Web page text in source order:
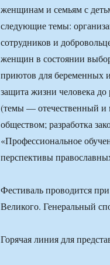
женщинам и семьям с
следующие темы:
сотрудников и
женщин в состоянии
приютов для беременных
защита жизни человека
(темы — отечественный и
обществом; разработка
«Профессиональное
перспективы
Фестиваль проводится
Великого. Генеральный
Горячая линия для